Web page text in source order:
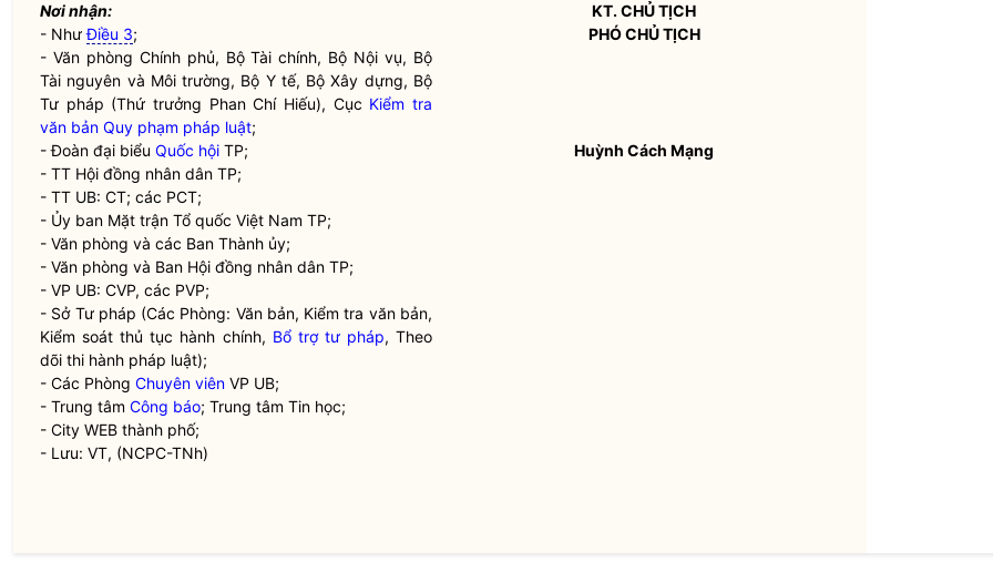
Nơi nhận:
- NhưĐiều 3;
- Văn phòng Chính phủ, Bộ Tài chính, Bộ Nội vụ, Bộ
Tài nguyên và Môi trường, Bộ Y tế, Bộ Xây dựng, Bộ
Tư pháp (Thứ trưởng Phan Chí Hiếu), Cục Kiểm tra
văn bản Quy phạm pháp luật;
- Đoàn đại biểuQuốc hội TP;
- TT Hội đồng nhân dân TP;
- TT UB: CT; các PCT;
- Ủy ban Mặt trận Tổ quốc Việt Nam TP;
- Văn phòng và các Ban Thành ủy;
- Văn phòng và Ban Hội đồng nhân dân TP;
- VP UB: CVP, các PVP;
- Sở Tư pháp (Các Phòng: Văn bản, Kiểm tra văn bản,
Kiểm soát thủ tục hành chính, Bổ trợ tư pháp, Theo
dõi thi hành pháp luật);
- Các PhòngChuyên viên VP UB;
- Trung tâmCông báo; Trung tâm Tin học;
- City WEB thành phố;
- Lưu: VT, (NCPC-TNh)
KT. CHỦ TỊCH
PHÓ CHỦ TỊCH
Huỳnh Cách Mạng